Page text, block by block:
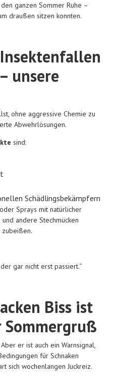
ganzen Sommer Ruhe –
draußen sitzen konnten.
unsere
ohne aggressive Chemie zu
Abwehrlösungen.
sind:
Schädlingsbekämpfern
Sprays mit natürlicher
andere Stechmücken
gar nicht erst passiert.“
Biss ist
er ist auch ein Warnsignal,
für Schnaken
sich wochenlangen Juckreiz.